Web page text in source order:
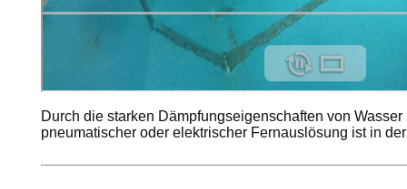
Durch die starken Dämpfungseigenschaften von
pneumatischer oder elektrischer Fernauslösung ist in